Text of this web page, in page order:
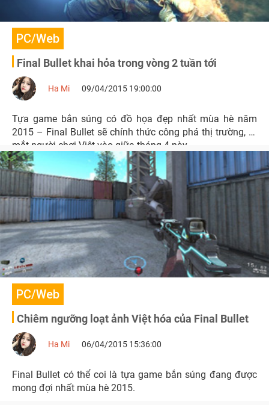
PC/Web
Final Bullet khai hỏa trong vòng 2 tuần tới
Ha Mi 09/04/2015 19:00:00
Tựa game bắn súng có đồ họa đẹp nhất mùa hè năm
2015 – Final Bullet sẽ chính thức công phá thị trường, ra
mắt người chơi Việt vào giữa tháng 4 này.
PC/Web
Chiêm ngưỡng loạt ảnh Việt hóa của Final Bullet
Ha Mi 06/04/2015 15:36:00
Final Bullet có thể coi là tựa game bắn súng đang được
mong đợi nhất mùa hè 2015.